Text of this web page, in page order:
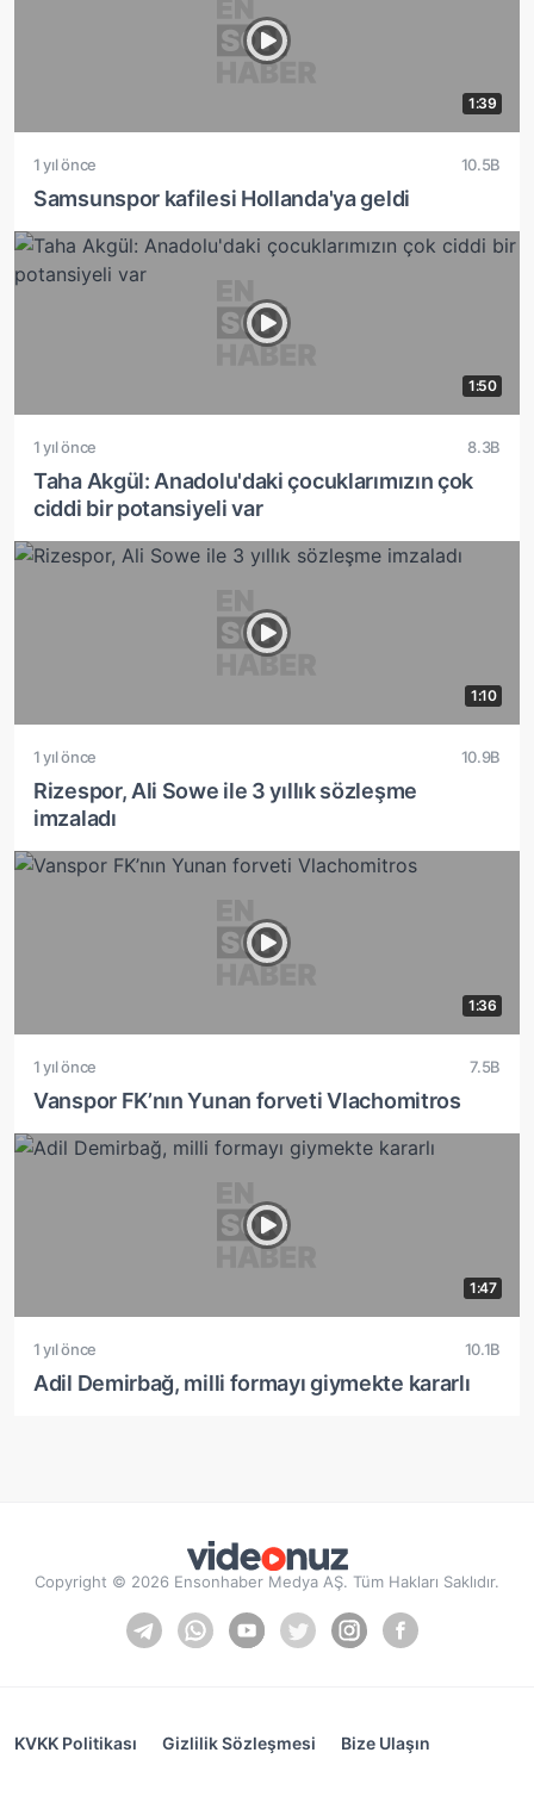
1:39
1 yıl önce 10.5B
Samsunspor kafilesi Hollanda'ya geldi
1:50
1 yıl önce 8.3B
Taha Akgül: Anadolu'daki çocuklarımızın çok
ciddi bir potansiyeli var
1:10
1 yıl önce 10.9B
Rizespor, Ali Sowe ile 3 yıllık sözleşme
imzaladı
1:36
1 yıl önce 7.5B
Vanspor FK’nın Yunan forveti Vlachomitros
1:47
1 yıl önce 10.1B
Adil Demirbağ, milli formayı giymekte kararlı
Copyright © 2026 Ensonhaber Medya AŞ. Tüm Hakları Saklıdır.
KVKK Politikası Gizlilik Sözleşmesi Bize Ulaşın